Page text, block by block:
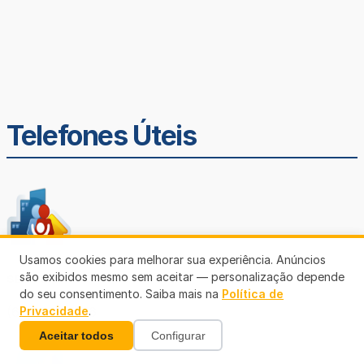
Telefones Úteis
SEMUSA
(69)3901-3176
Usamos cookies para melhorar sua experiência. Anúncios
são exibidos mesmo sem aceitar — personalização depende
do seu consentimento. Saiba mais na Política de
Privacidade.
Aceitar todos Configurar